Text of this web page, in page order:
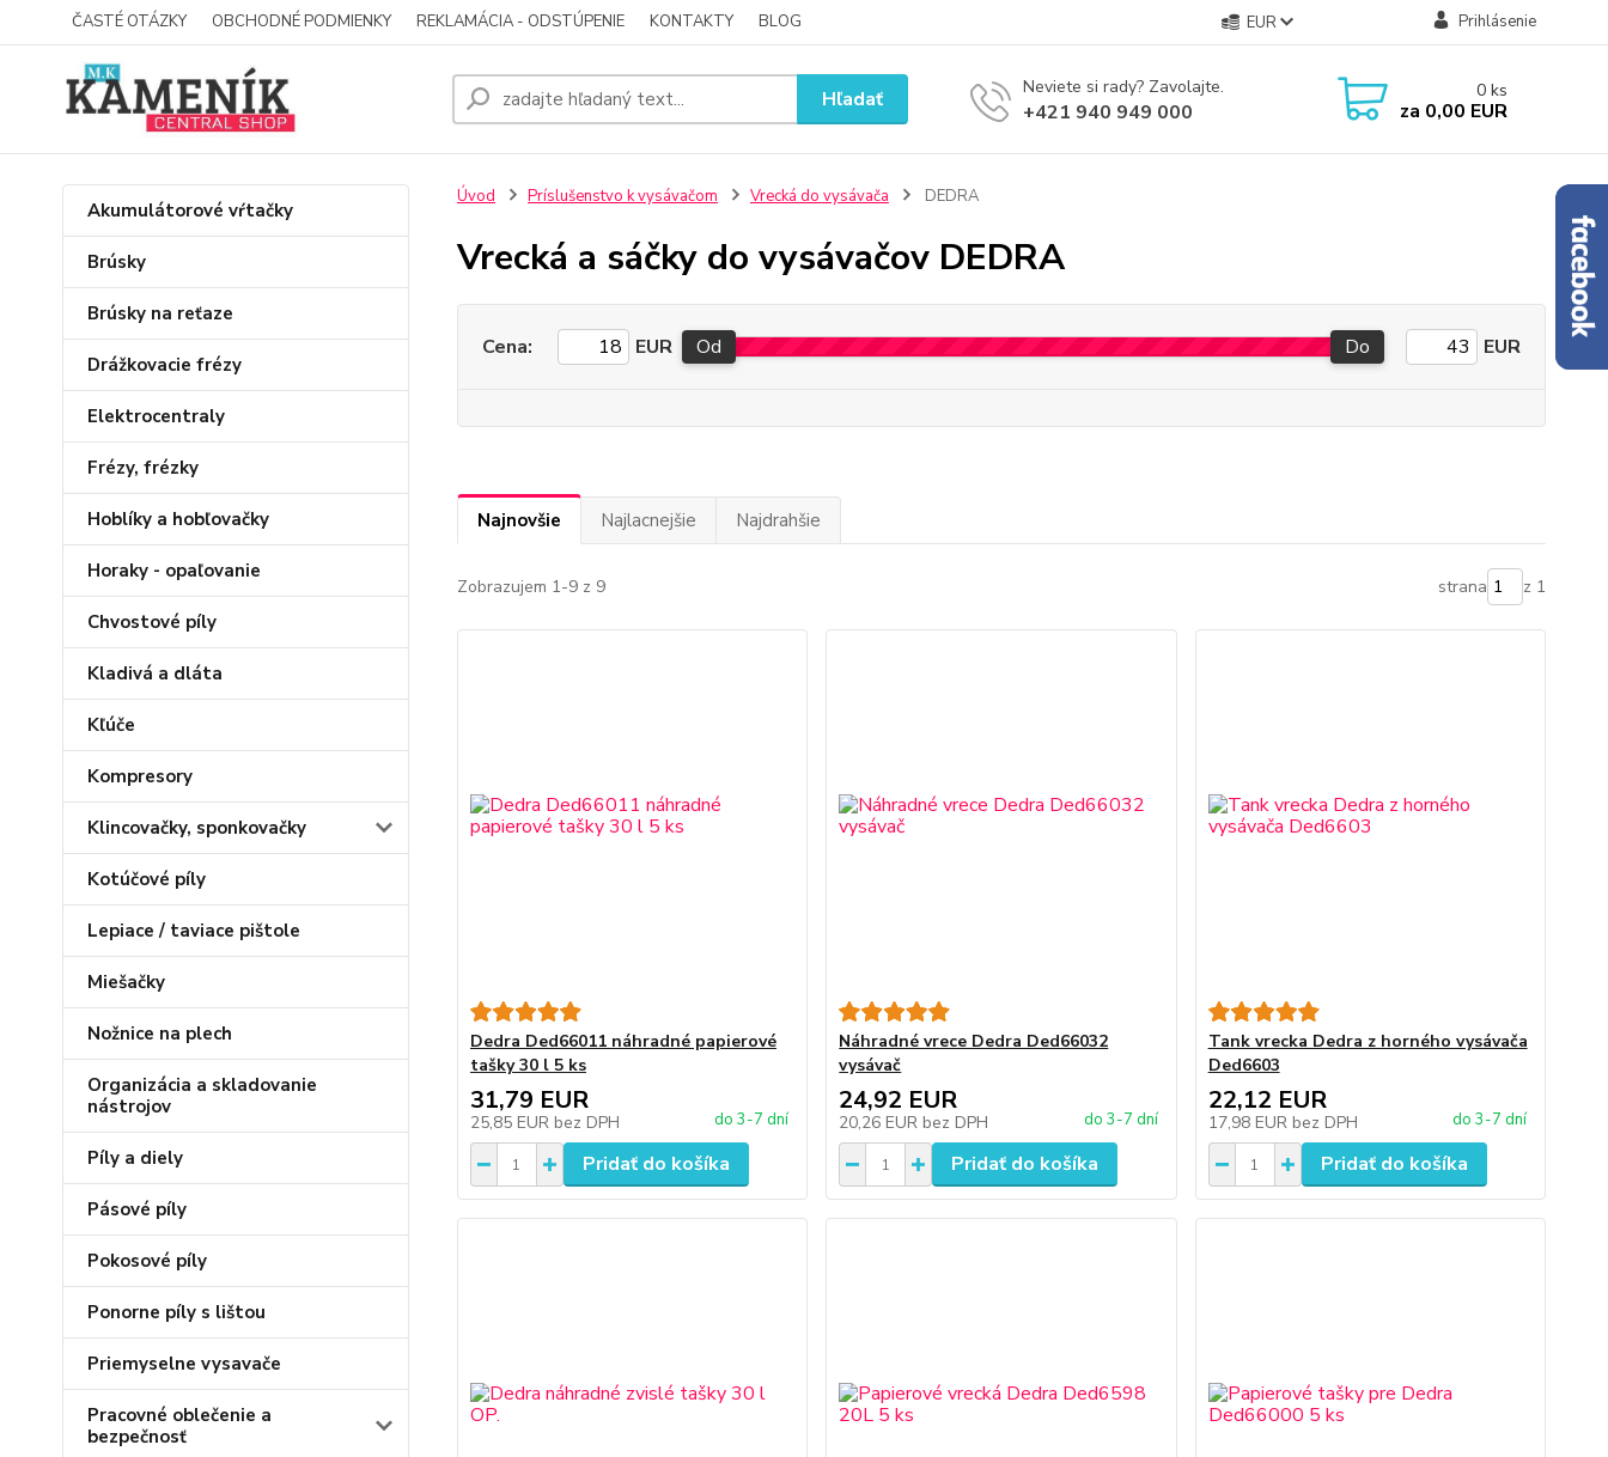
ČASTÉ OTÁZKY OBCHODNÉ PODMIENKY REKLAMÁCIA - ODSTÚPENIE KONTAKTY BLOG EUR Prihlásenie
Hľadať Neviete si rady? Zavolajte.
+421 940 949 000
0 ks
za 0,00 EUR
Akumulátorové vŕtačky
Brúsky
Brúsky na reťaze
Drážkovacie frézy
Elektrocentraly
Frézy, frézky
Hoblíky a hobľovačky
Horaky - opaľovanie
Chvostové píly
Kladivá a dláta
Kľúče
Kompresory
Klincovačky, sponkovačky
Kotúčové píly
Lepiace / taviace pištole
Miešačky
Nožnice na plech
Organizácia a skladovanie
nástrojov
Píly a diely
Pásové píly
Pokosové píly
Ponorne píly s lištou
Priemyselne vysavače
Pracovné oblečenie a
bezpečnosť
Úvod Príslušenstvo k vysávačom Vrecká do vysávača DEDRA
Vrecká a sáčky do vysávačov DEDRA
Cena: EUR Od Do EUR
Najnovšie Najlacnejšie Najdrahšie
Zobrazujem 1-9 z 9 strana z 1
Dedra Ded66011 náhradné papierové
tašky 30 l 5 ks
31,79 EUR
25,85 EUR bez DPH do 3-7 dní
Pridať do košíka
Náhradné vrece Dedra Ded66032
vysávač
24,92 EUR
20,26 EUR bez DPH do 3-7 dní
Pridať do košíka
Tank vrecka Dedra z horného vysávača
Ded6603
22,12 EUR
17,98 EUR bez DPH do 3-7 dní
Pridať do košíka